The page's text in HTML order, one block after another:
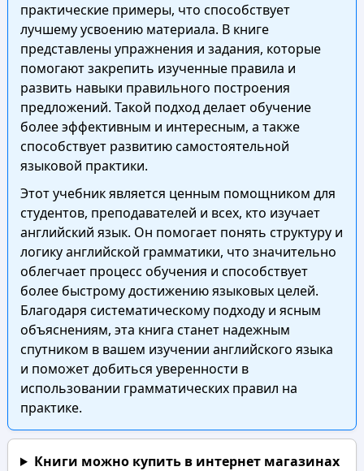
практические примеры, что способствует
лучшему усвоению материала. В книге
представлены упражнения и задания, которые
помогают закрепить изученные правила и
развить навыки правильного построения
предложений. Такой подход делает обучение
более эффективным и интересным, а также
способствует развитию самостоятельной
языковой практики.
Этот учебник является ценным помощником для
студентов, преподавателей и всех, кто изучает
английский язык. Он помогает понять структуру и
логику английской грамматики, что значительно
облегчает процесс обучения и способствует
более быстрому достижению языковых целей.
Благодаря систематическому подходу и ясным
объяснениям, эта книга станет надежным
спутником в вашем изучении английского языка
и поможет добиться уверенности в
использовании грамматических правил на
практике.
Книги можно купить в интернет магазинах